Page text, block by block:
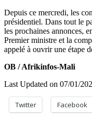
Depuis ce mercredi, les
présidentiel. Dans tout le
les prochaines annonces,
Premier ministre et la
appelé à ouvrir une étape
OB / Afrikinfos-Mali
Last Updated on 07/01/
Twitter Facebook